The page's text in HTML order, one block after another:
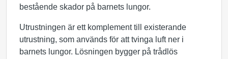
bestående skador på barnets lungor.
Utrustningen är ett komplement till existerande
utrustning, som används för att tvinga luft ner i
barnets lungor. Lösningen bygger på trådlös